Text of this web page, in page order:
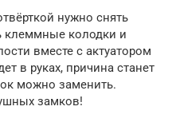
нужно снять
клеммные колодки и
вместе с актуатором
в руках, причина станет
можно заменить.
замков!